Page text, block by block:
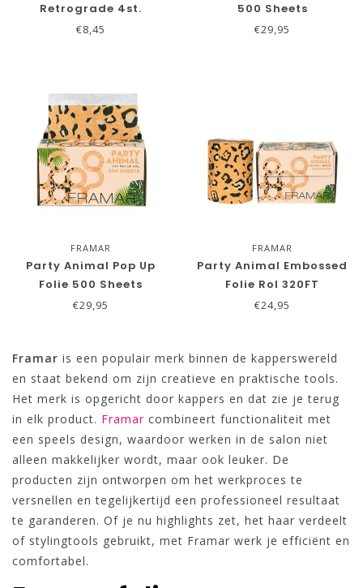
Retrograde 4st.
€8,45
500 Sheets
€29,95
FRAMAR
Party Animal Pop Up
Folie 500 Sheets
€29,95
FRAMAR
Party Animal Embossed
Folie Rol 320FT
€24,95
Framar is een populair merk binnen de kapperswereld
en staat bekend om zijn creatieve en praktische tools.
Het merk is opgericht door kappers en dat zie je terug
in elk product. Framar combineert functionaliteit met
een speels design, waardoor werken in de salon niet
alleen makkelijker wordt, maar ook leuker. De
producten zijn ontworpen om het werkproces te
versnellen en tegelijkertijd een professioneel resultaat
te garanderen. Of je nu highlights zet, het haar verdeelt
of stylingtools gebruikt, met Framar werk je efficiënt en
comfortabel.